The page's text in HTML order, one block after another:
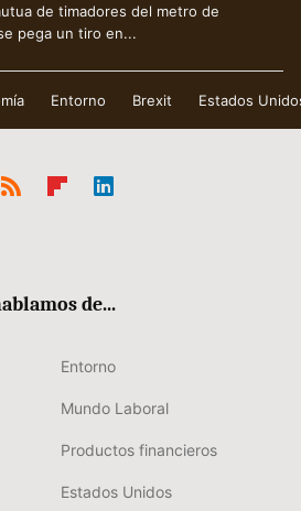
de timadores del metro de
pega un tiro en...
Entorno Brexit Estados
de...
Entorno
Mundo Laboral
Productos financieros
Estados Unidos